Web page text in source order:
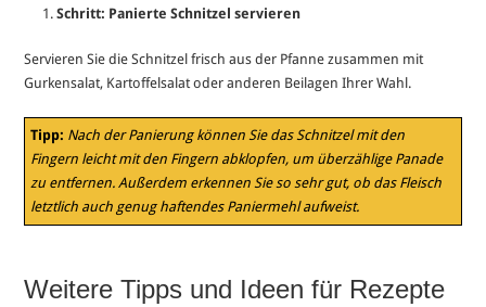
Schritt: Panierte Schnitzel servieren
Servieren Sie die Schnitzel frisch aus der Pfanne zusammen mit
Gurkensalat, Kartoffelsalat oder anderen Beilagen Ihrer Wahl.
Tipp: Nach der Panierung können Sie das Schnitzel mit den
Fingern leicht mit den Fingern abklopfen, um überzählige Panade
zu entfernen. Außerdem erkennen Sie so sehr gut, ob das Fleisch
letztlich auch genug haftendes Paniermehl aufweist.
Weitere Tipps und Ideen für Rezepte